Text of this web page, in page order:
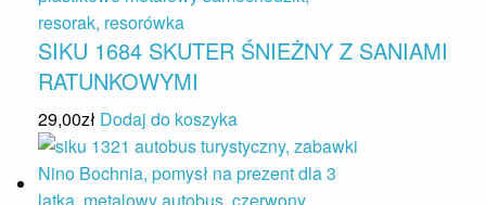
SIKU 1684 SKUTER ŚNIEŻNY Z SANIAMI
RATUNKOWYMI
29,00zł Dodaj do koszyka